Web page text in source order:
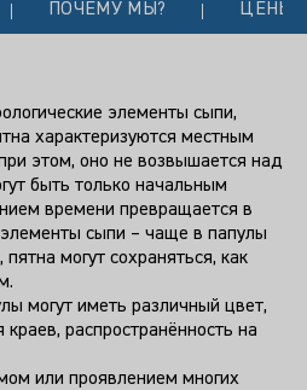
ПОЧЕМУ МЫ? ЦЕНЫ
элементы сыпи,
характеризуются местным
этом, оно не возвышается над
быть только начальным
времени превращается в
сыпи – чаще в папулы
могут сохраняться, как
могут иметь различный цвет,
распространённость на
или проявлением многих